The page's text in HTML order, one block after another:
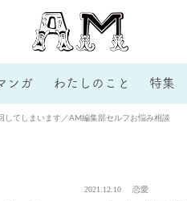
ンガ わたしのこと 特集
してしまいます／AM編集部セルフお悩み相談
2021.12.10 恋愛